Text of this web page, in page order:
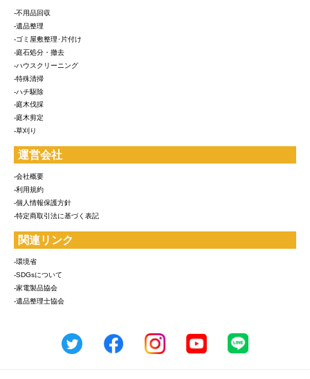
-不用品回収
-遺品整理
-ゴミ屋敷整理･片付け
-庭石処分・撤去
-ハウスクリーニング
-特殊清掃
-ハチ駆除
-庭木伐採
-庭木剪定
-草刈り
運営会社
-会社概要
-利用規約
-個人情報保護方針
-特定商取引法に基づく表記
関連リンク
-環境省
-SDGsについて
-家電製品協会
-遺品整理士協会